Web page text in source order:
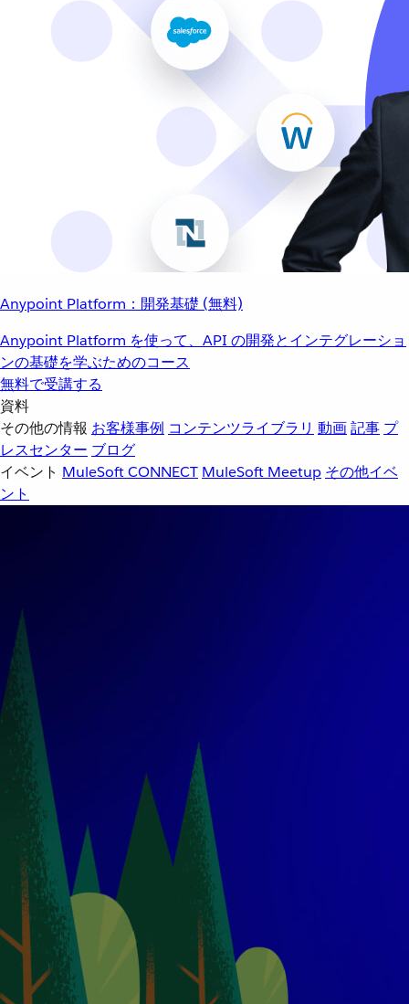
Anypoint Platform：開発基礎 (無料)
Anypoint Platform を使って、API の開発とインテグレーショ
ンの基礎を学ぶためのコース
無料で受講する
資料
その他の情報 お客様事例 コンテンツライブラリ 動画記事 プ
レスセンター ブログ
イベント MuleSoft CONNECT MuleSoft Meetup その他イベ
ント